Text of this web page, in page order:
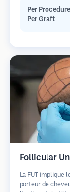
guérison plus
en bandelette.
Per Procedure
Per Graft
Follicular
La FUT implique
porteur de